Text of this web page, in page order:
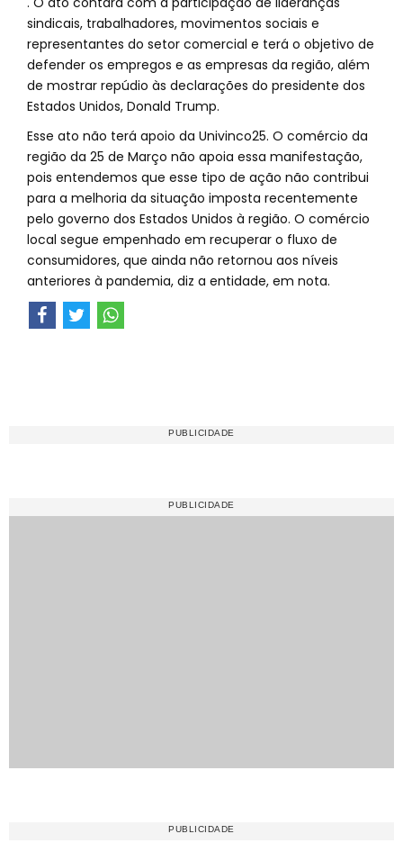
sindicais, trabalhadores, movimentos sociais e
representantes do setor comercial e terá o objetivo de
defender os empregos e as empresas da região, além
de mostrar repúdio às declarações do presidente dos
Estados Unidos, Donald Trump.
Esse ato não terá apoio da Univinco25. O comércio da
região da 25 de Março não apoia essa manifestação,
pois entendemos que esse tipo de ação não contribui
para a melhoria da situação imposta recentemente
pelo governo dos Estados Unidos à região. O comércio
local segue empenhado em recuperar o fluxo de
consumidores, que ainda não retornou aos níveis
anteriores à pandemia, diz a entidade, em nota.